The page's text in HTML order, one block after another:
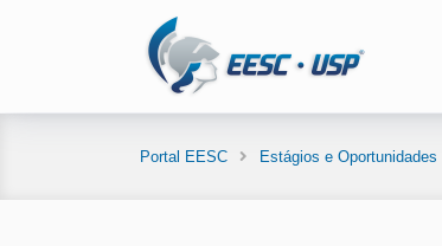
Portal EESC Estágios e Oportunidades